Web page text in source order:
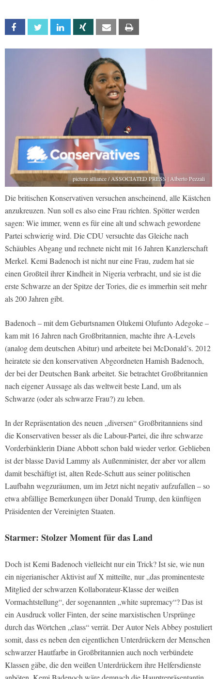
Facebook Twitter Linkedin Xing Email
picture alliance / ASSOCIATED PRESS | Alberto Pezzali
Die britischen Konservativen versuchen anscheinend, alle Kästchen
anzukreuzen. Nun soll es also eine Frau richten. Spötter werden
sagen: Wie immer, wenn es für eine alt und schwach gewordene
Partei schwierig wird. Die CDU versuchte das Gleiche nach
Schäubles Abgang und rechnete nicht mit 16 Jahren Kanzlerschaft
Merkel. Kemi Badenoch ist nicht nur eine Frau, zudem hat sie
einen Großteil ihrer Kindheit in Nigeria verbracht, und sie ist die
erste Schwarze an der Spitze der Tories, die es immerhin seit mehr
als 200 Jahren gibt.
Badenoch – mit dem Geburtsnamen Olukemi Olufunto Adegoke –
kam mit 16 Jahren nach Großbritannien, machte ihre A-Levels
(analog dem deutschen Abitur) und arbeitete bei McDonald’s. 2012
heiratete sie den konservativen Abgeordneten Hamish Badenoch,
der bei der Deutschen Bank arbeitet. Sie betrachtet Großbritannien
nach eigener Aussage als das weltweit beste Land, um als
Schwarze (oder als schwarze Frau?) zu leben.
In der Repräsentation des neuen „diversen“ Großbritanniens sind
die Konservativen besser als die Labour-Partei, die ihre schwarze
Vorderbänklerin Diane Abbott schon bald wieder verlor. Geblieben
ist der blasse David Lammy als Außenminister, der aber vor allem
damit beschäftigt ist, alten Rede-Schutt aus seiner politischen
Laufbahn wegzuräumen, um im Jetzt nicht negativ aufzufallen – so
etwa abfällige Bemerkungen über Donald Trump, den künftigen
Präsidenten der Vereinigten Staaten.
Starmer: Stolzer Moment für das Land
Doch ist Kemi Badenoch vielleicht nur ein Trick? Ist sie, wie nun
ein nigerianischer Aktivist auf X mitteilte, nur „das prominenteste
Mitglied der schwarzen Kollaborateur-Klasse der weißen
Vormachtstellung“, der sogenannten „white supremacy“? Das ist
ein Ausdruck voller Finten, der seine marxistischen Ursprünge
durch das Wörtchen „class“ verrät. Der Autor Nels Abbey postuliert
somit, dass es neben den eigentlichen Unterdrückern der Menschen
schwarzer Hautfarbe in Großbritannien auch noch verbündete
Klassen gäbe, die den weißen Unterdrückern ihre Helfersdienste